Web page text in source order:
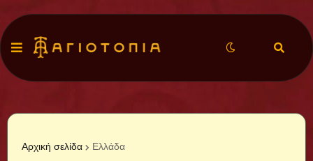
Αρχική σελίδα Ελλάδα